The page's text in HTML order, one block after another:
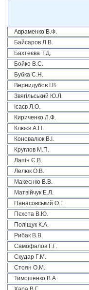
Авраменко В.Ф.
Байсаров Л.В.
Бахтеєва Т.Д.
Бойко В.С.
Бубка С.Н.
Вернидубов І.В.
Звягільський Ю.Л.
Ісаєв Л.О.
Кириченко Л.Ф.
Клюєв А.П.
Коновалюк В.І.
Круглов М.П.
Лапін Є.В.
Лелюк О.В.
Макеєнко В.В.
Матвійчук Е.Л.
Панасовський О.Г.
Пєхота В.Ю.
Поліщук К.А.
Рибак В.В.
Самофалов Г.Г.
Скудар Г.М.
Стоян О.М.
Тимошенко В.А.